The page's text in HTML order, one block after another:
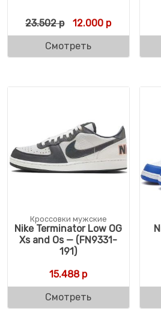
23.502р Первоначальная
12.000 рТекущая
Смотреть
Кроссовки мужские
Nike Terminator Low OG
Xs and Os — (FN9331-
191)
15.488р
Смотреть